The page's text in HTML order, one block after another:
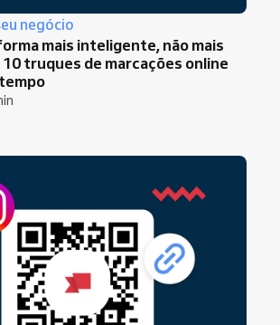
negócio
mais inteligente, não mais
truques de marcações online